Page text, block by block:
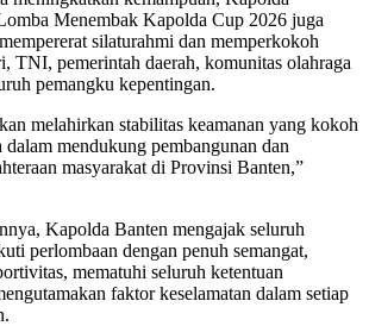
Menembak Kapolda Cup 2026 juga
silaturahmi dan memperkokoh
TNI, pemerintah daerah, komunitas olahraga
pemangku kepentingan.
melahirkan stabilitas keamanan yang kokoh
dalam mendukung pembangunan dan
masyarakat di Provinsi Banten,”
Kapolda Banten mengajak seluruh
perlombaan dengan penuh semangat,
mematuhi seluruh ketentuan
faktor keselamatan dalam setiap